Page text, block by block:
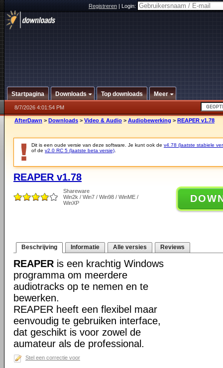
Registreren|Login:
Startpagina Downloads Top downloads Meer
8/7/2026 4:01:54 PM
AfterDawn > Downloads > Video & Audio > Audiobewerking > REAPER v1.78
Dit is een oude versie van deze software. Je kunt ook de v4.78 (laatste stabiele
of de v2.0 RC 5 (laatste beta versie)
REAPER v1.78
Shareware
Win2k / Win7 / Win98 / WinME /
WinXP
Beschrijving Informatie Alle versies Reviews
REAPER is een krachtig Windows
programma om meerdere
audiotracks op te nemen en te
bewerken.
REAPER heeft een flexibel maar
eenvoudig te gebruiken interface,
dat geschikt is voor zowel de
aumateur als de professional.
Stel een correctie voor